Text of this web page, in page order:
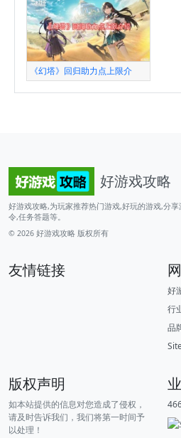
《幻塔》回归助力点上限介
好游戏攻略
好游戏攻略,为玩家推荐热门游戏,好玩的游戏,分
令,任务答题等。
© 2026 好游戏攻略 版权所有
友情链接
好
行
品
版权声明
如本站提供的信息对您造成了侵权，
请及时告诉我们，我们将第一时间予
以处理！